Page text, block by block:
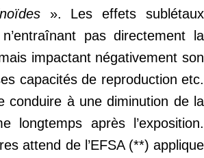
». Les effets sublétaux
pas directement la
impactant négativement son
capacités de reproduction etc.
conduire à une diminution de la
longtemps après l’exposition.
attend de l’EFSA (**) applique